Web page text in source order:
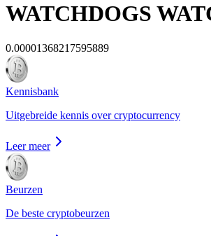
WATCHDOGS
0.00001368217595889
Kennisbank
Uitgebreide kennis over cryptocurrency
Leer meer
Beurzen
De beste cryptobeurzen